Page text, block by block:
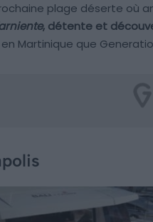
plage déserte où
, détente et
Martinique que